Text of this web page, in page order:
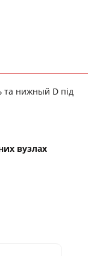
та нижный D під
вузлах